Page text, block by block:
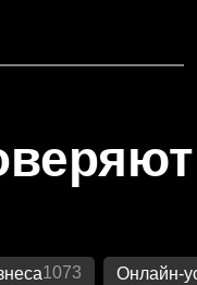
1073 Онлайн-